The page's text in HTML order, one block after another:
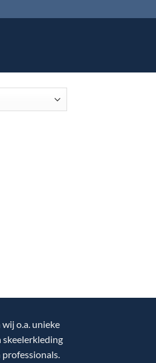
o.a. unieke
skeelerkleding